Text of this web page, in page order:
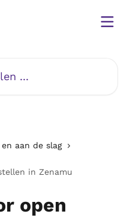
aan de slag
in Zenamu
open